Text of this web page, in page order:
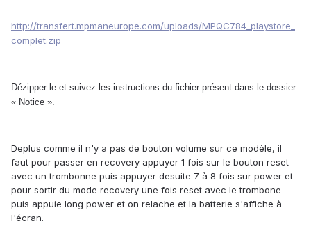
http://transfert.mpmaneurope.com/uploads/MPQC784_playstore_
complet.zip
Dézipper le et suivez les instructions du fichier présent dans le dossier
« Notice ».
Deplus comme il n'y a pas de bouton volume sur ce modèle, il
faut pour passer en recovery appuyer 1 fois sur le bouton reset
avec un trombonne puis appuyer desuite 7 à 8 fois sur power et
pour sortir du mode recovery une fois reset avec le trombone
puis appuie long power et on relache et la batterie s'affiche à
l'écran.